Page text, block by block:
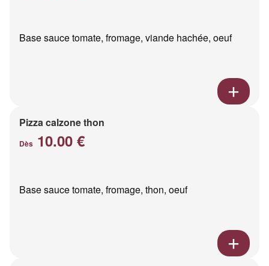
Base sauce tomate, fromage, viande hachée, oeuf
Pizza calzone thon
Dès 10.00 €
Base sauce tomate, fromage, thon, oeuf